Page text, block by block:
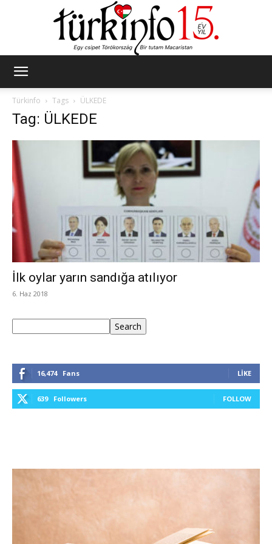
Türkinfo
Tags ÜLKEDE
Tag: ÜLKEDE
İlk oylar yarın sandığa atılıyor
6. Haz 2018
Search
16,474 Fans LIKE
639 Followers FOLLOW